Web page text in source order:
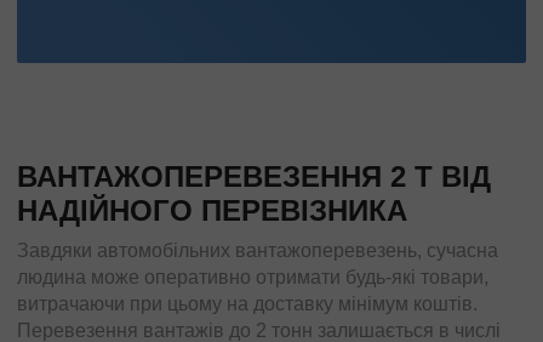
ВАНТАЖОПЕРЕВЕЗЕННЯ 2 Т ВІД
НАДІЙНОГО ПЕРЕВІЗНИКА
Завдяки автомобільних вантажоперевезень, сучасна
людина може оперативно отримати будь-які товари,
витрачаючи при цьому на доставку мінімум коштів.
Перевезення вантажів до 2 тонн залишається в числі